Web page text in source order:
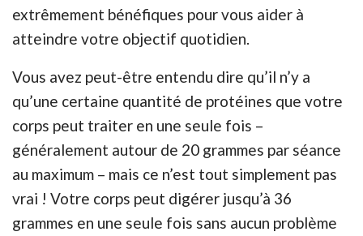
extrêmement bénéfiques pour vous aider à
atteindre votre objectif quotidien.
Vous avez peut-être entendu dire qu’il n’y a
qu’une certaine quantité de protéines que votre
corps peut traiter en une seule fois –
généralement autour de 20 grammes par séance
au maximum – mais ce n’est tout simplement pas
vrai ! Votre corps peut digérer jusqu’à 36
grammes en une seule fois sans aucun problème